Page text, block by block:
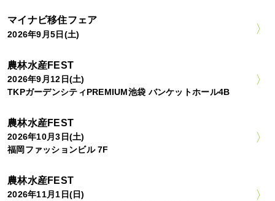
マイナビ移住フェア
2026年9月5日(土)
農林水産FEST
2026年9月12日(土)
TKPガーデンシティPREMIUM池袋 バンケットホール4B
農林水産FEST
2026年10月3日(土)
福岡ファッションビル 7F
農林水産FEST
2026年11月1日(日)